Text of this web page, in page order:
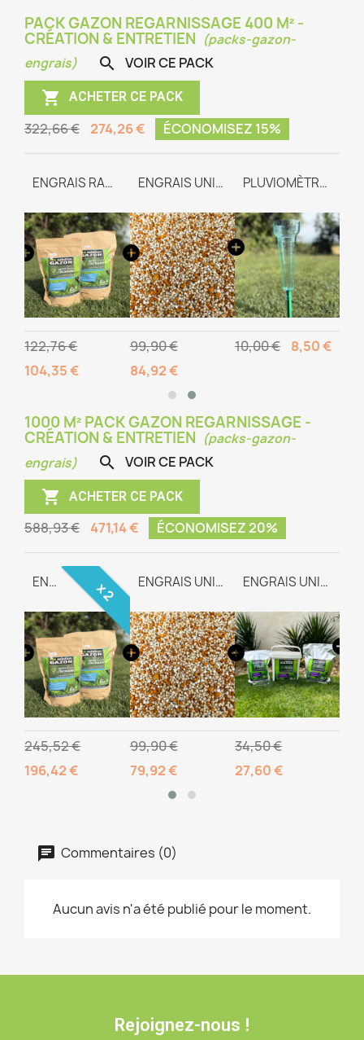
PACK GAZON REGARNISSAGE 400 M² -
CRÉATION & ENTRETIEN (packs-gazon-
engrais)
 VOIR CE PACK
 ACHETER CE PACK
322,66 € 274,26 € ÉCONOMISEZ 15%
ENGRAIS RACINAIRE
122,76 €
104,35 €
ENGRAIS UNIVERSEL TEAM-WAY
99,90 €
84,92 €
PLUVIOMÈTRE GRADUÉ
10,00 € 8,50 €
1000 M² PACK GAZON REGARNISSAGE -
CRÉATION & ENTRETIEN (packs-gazon-
engrais)
 VOIR CE PACK
 ACHETER CE PACK
588,93 € 471,14 € ÉCONOMISEZ 20%
x 2
ENGRAIS RACINAIRE
245,52 €
196,42 €
ENGRAIS UNIVERSEL TEAM-WAY
99,90 €
79,92 €
ENGRAIS UNIVERSEL TEAM-WAY
34,50 €
27,60 €
Commentaires (0)
Aucun avis n'a été publié pour le moment.
Rejoignez-nous !